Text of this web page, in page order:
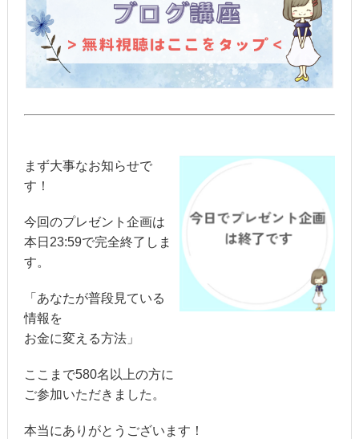
まず大事なお知らせで
す！
今回のプレゼント企画は
本日23:59で完全終了しま
す。
「あなたが普段見ている
情報を
お金に変える方法」
ここまで580名以上の方に
ご参加いただきました。
本当にありがとうございます！